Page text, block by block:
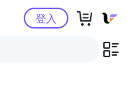
物中心登入